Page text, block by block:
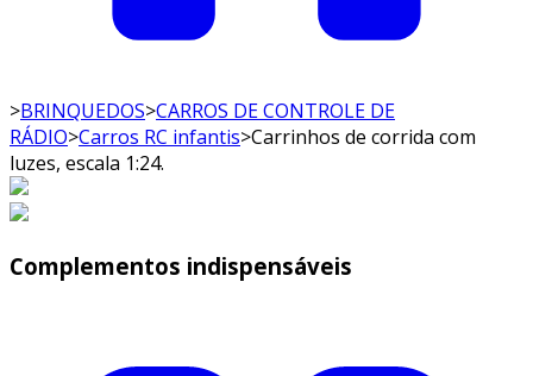
>BRINQUEDOS>CARROS DE CONTROLE DE
RÁDIO>Carros RC infantis>Carrinhos de corrida com
luzes, escala 1:24.
Complementos indispensáveis